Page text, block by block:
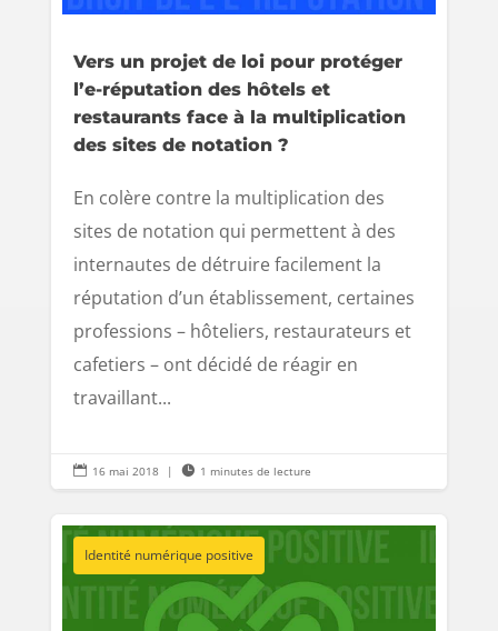
Vers un projet de loi pour protéger
l’e-réputation des hôtels et
restaurants face à la multiplication
des sites de notation ?
En colère contre la multiplication des
sites de notation qui permettent à des
internautes de détruire facilement la
réputation d’un établissement, certaines
professions – hôteliers, restaurateurs et
cafetiers – ont décidé de réagir en
travaillant...
 16 mai 2018 |  1 minutes de lecture
Identité numérique positive